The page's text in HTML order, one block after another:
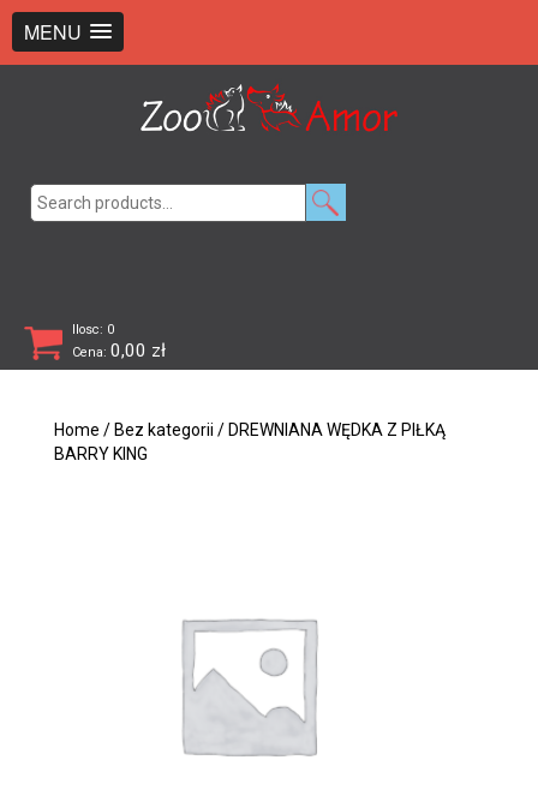
MENU
Ilosc: 0
Cena: 0,00 zł
Home / Bez kategorii / DREWNIANA WĘDKA Z PIŁKĄ
BARRY KING